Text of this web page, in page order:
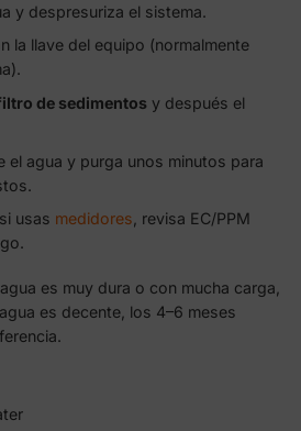
y despresuriza el sistema.
la llave del equipo (normalmente
de sedimentosy después el
el agua y purga unos minutos para
usas medidores , revisa EC/PPM
es muy dura o con mucha carga,
es decente, los 4–6 meses